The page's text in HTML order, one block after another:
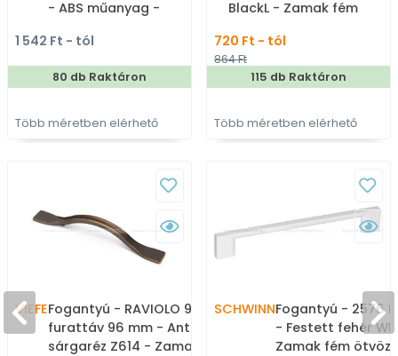
- ABS műanyag -
színes fém fogantyú
1 542 Ft - tól
80 db Raktáron
Több méretben elérhető
BlackL - Zamak fém
gyártott színes fém
bútorfogantyú
720 Ft - tól
864 Ft
115 db Raktáron
Több méretben elérhető
VIEFEFogantyú - RAVIOLO 96 -
furattáv 96 mm - Antik
sárgaréz Z614 - Zamak
SCHWINNFogantyú - 2576
- Festett fehér
Zamak fém